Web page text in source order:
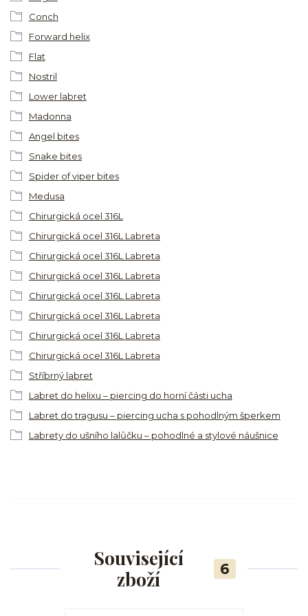
Conch
Forward helix
Flat
Nostril
Lower labret
Madonna
Angel bites
Snake bites
Spider of viper bites
Medusa
Chirurgická ocel 316L
Chirurgická ocel 316L Labreta
Chirurgická ocel 316L Labreta
Chirurgická ocel 316L Labreta
Chirurgická ocel 316L Labreta
Chirurgická ocel 316L Labreta
Chirurgická ocel 316L Labreta
Chirurgická ocel 316L Labreta
Stříbrný labret
Labret do helixu – piercing do horní části ucha
Labret do tragusu – piercing ucha s pohodlným šperkem
Labrety do ušního lalůčku – pohodlné a stylové náušnice
Související
zboží
6